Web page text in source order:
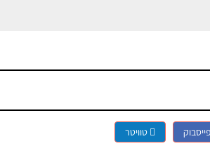
פייסבוק טוויטר